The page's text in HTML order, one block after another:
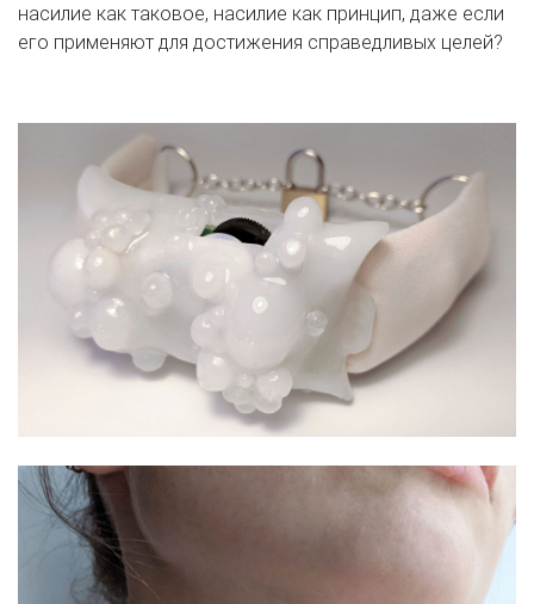
насилие как таковое, насилие как принцип, даже если
его применяют для достижения справедливых целей?